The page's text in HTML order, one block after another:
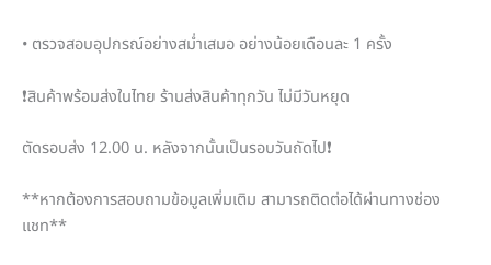
• ตรวจสอบอุปกรณ์อย่างสม่ำเสมอ อย่างน้อยเดือนละ 1 ครั้ง
❗สินค้าพร้อมส่งในไทย ร้านส่งสินค้าทุกวัน ไม่มีวันหยุด
ตัดรอบส่ง 12.00 น. หลังจากนั้นเป็นรอบวันถัดไป❗
**หากต้องการสอบถามข้อมูลเพิ่มเติม สามารถติดต่อได้ผ่านทางช่อง
แชท**